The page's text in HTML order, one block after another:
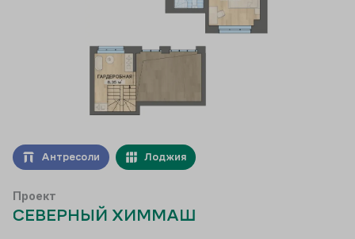
Антресоли Лоджия
Проект
СЕВЕРНЫЙ ХИММАШ